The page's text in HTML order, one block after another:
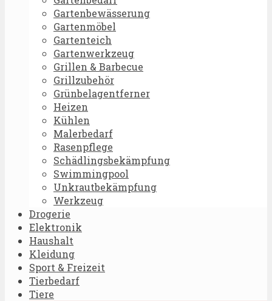
Gartenbewässerung
Gartenmöbel
Gartenteich
Gartenwerkzeug
Grillen & Barbecue
Grillzubehör
Grünbelagentferner
Heizen
Kühlen
Malerbedarf
Rasenpflege
Schädlingsbekämpfung
Swimmingpool
Unkrautbekämpfung
Werkzeug
Drogerie
Elektronik
Haushalt
Kleidung
Sport & Freizeit
Tierbedarf
Tiere